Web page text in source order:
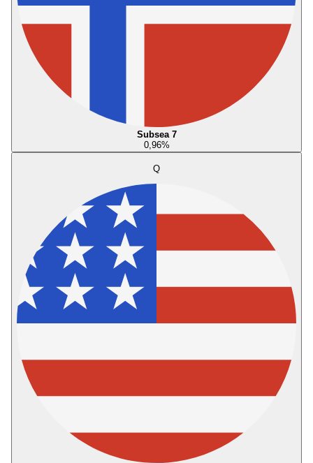
Subsea 7
0,96%
Q